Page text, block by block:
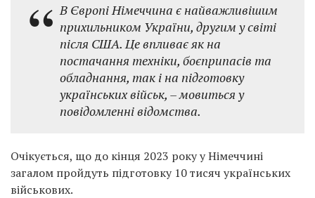
В Європі Німеччина є найважливішим
прихильником України, другим у світі
після США. Це впливає як на
постачання техніки, боєприпасів та
обладнання, так і на підготовку
українських військ, – мовиться у
повідомленні відомства.
Очікується, що до кінця 2023 року у Німеччині
загалом пройдуть підготовку 10 тисяч українських
військових.